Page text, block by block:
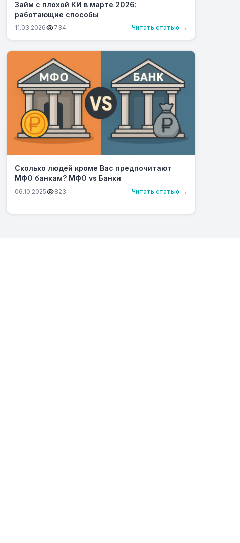
Займ с плохой КИ в марте 2026:
работающие способы
11.03.2026 734 Читать статью →
Сколько людей кроме Вас предпочитают
МФО банкам? МФО vs Банки
06.10.2025 823 Читать статью →